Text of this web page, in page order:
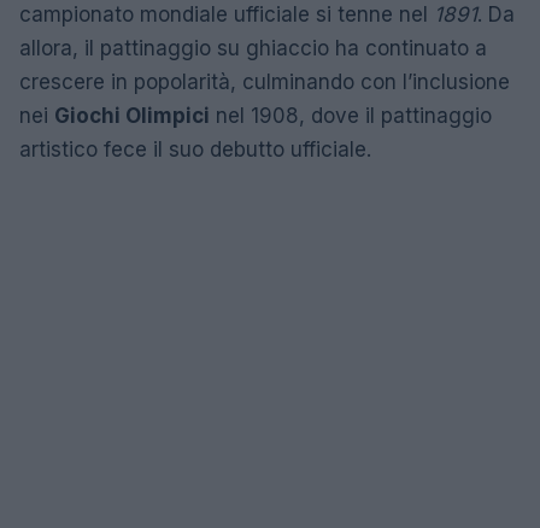
campionato mondiale ufficiale si tenne nel 1891. Da
allora, il pattinaggio su ghiaccio ha continuato a
crescere in popolarità, culminando con l’inclusione
nei Giochi Olimpici nel 1908, dove il pattinaggio
artistico fece il suo debutto ufficiale.